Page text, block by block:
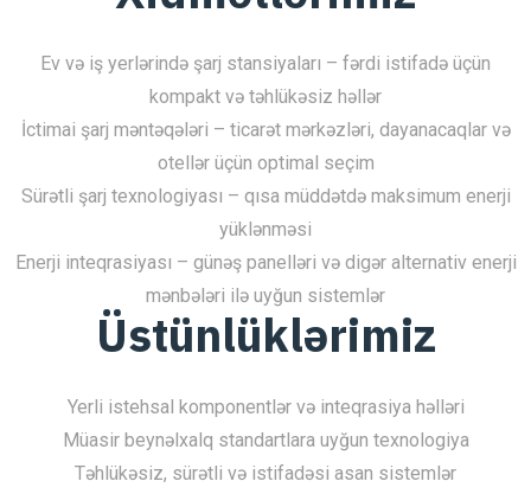
Ev və iş yerlərində şarj stansiyaları – fərdi istifadə üçün
kompakt və təhlükəsiz həllər
İctimai şarj məntəqələri – ticarət mərkəzləri, dayanacaqlar və
otellər üçün optimal seçim
Sürətli şarj texnologiyası – qısa müddətdə maksimum enerji
yüklənməsi
Enerji inteqrasiyası – günəş panelləri və digər alternativ enerji
mənbələri ilə uyğun sistemlər
Üstünlüklərimiz
Yerli istehsal komponentlər və inteqrasiya həlləri
Müasir beynəlxalq standartlara uyğun texnologiya
Təhlükəsiz, sürətli və istifadəsi asan sistemlər